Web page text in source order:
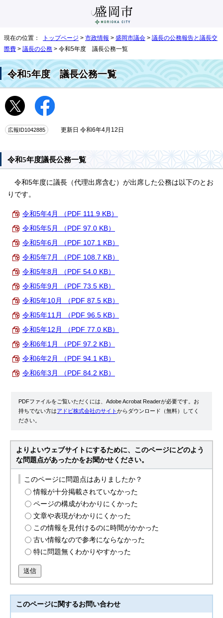
現在の位置： トップページ > 市政情報 > 盛岡市議会 > 議長の公務報告と議長交
際費 > 議長の公務 > 令和5年度 議長公務一覧
令和5年度 議長公務一覧
広報ID1042885 更新日 令和6年4月12日
令和5年度議長公務一覧
令和5年度に議長（代理出席含む）が出席した公務は以下のとお
りです。
令和5年4月 （PDF 111.9 KB）
令和5年5月 （PDF 97.0 KB）
令和5年6月 （PDF 107.1 KB）
令和5年7月 （PDF 108.7 KB）
令和5年8月 （PDF 54.0 KB）
令和5年9月 （PDF 73.5 KB）
令和5年10月 （PDF 87.5 KB）
令和5年11月 （PDF 96.5 KB）
令和5年12月 （PDF 77.0 KB）
令和6年1月 （PDF 97.2 KB）
令和6年2月 （PDF 94.1 KB）
令和6年3月 （PDF 84.2 KB）
PDFファイルをご覧いただくには、Adobe Acrobat Readerが必要です。お
持ちでない方はアドビ株式会社のサイトからダウンロード（無料）してく
ださい。
よりよいウェブサイトにするために、このページにどのよう
な問題点があったかをお聞かせください。
このページに問題点はありましたか？
情報が十分掲載されていなかった
ページの構成がわかりにくかった
文章や表現がわかりにくかった
この情報を見付けるのに時間がかかった
古い情報なので参考にならなかった
特に問題無くわかりやすかった
送信
このページに関するお問い合わせ